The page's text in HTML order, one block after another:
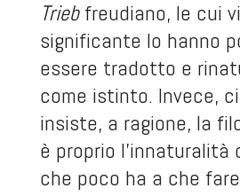
Triebfreudiano, le cui
significante lo hanno
essere tradotto e
come istinto. Invece,
insiste, a ragione, la
è proprio l’innaturalità
che poco ha a che